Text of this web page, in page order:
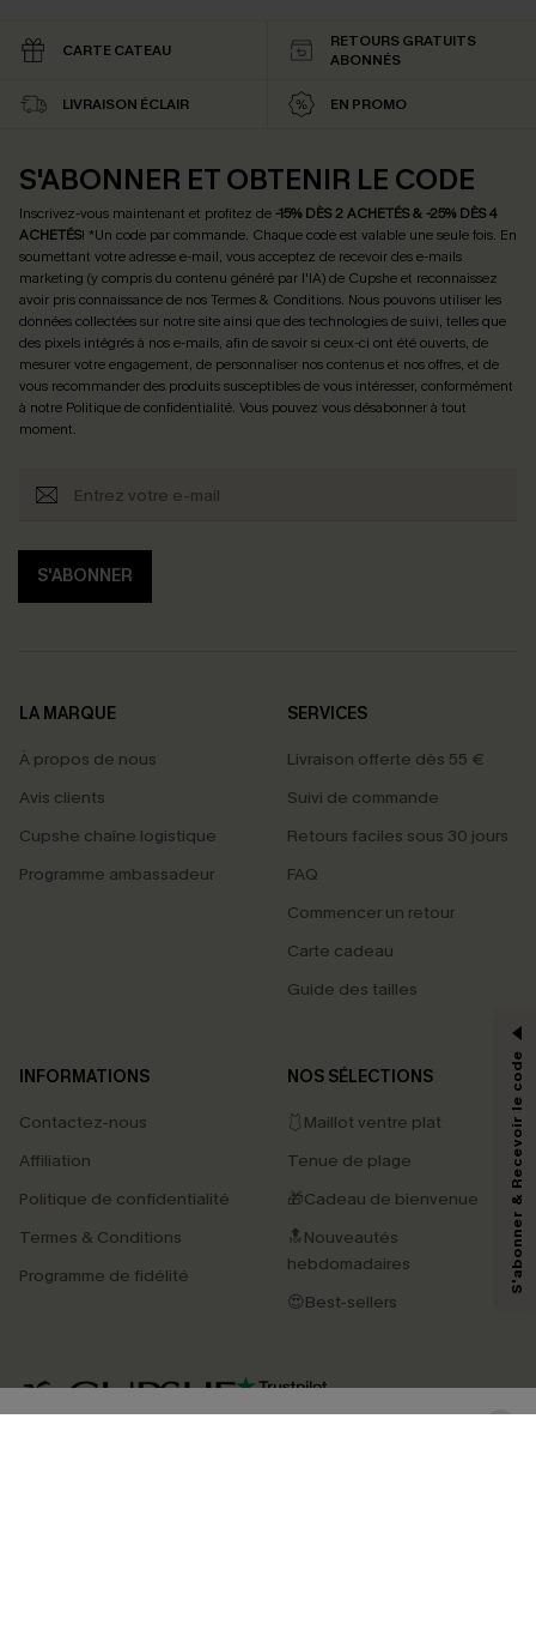
CARTE CATEAU
RETOURS GRATUITS
ABONNÉS
LIVRAISON ÉCLAIR EN PROMO
S'ABONNER ET OBTENIR LE CODE
Inscrivez-vous maintenant et profitez de -15% DÈS 2 ACHETÉS & -25% DÈS 4
ACHETÉS! *Un code par commande. Chaque code est valable une seule fois. En
soumettant votre adresse e-mail, vous acceptez de recevoir des e-mails
marketing (y compris du contenu généré par l'IA) de Cupshe et reconnaissez
avoir pris connaissance de nosTermes & Conditions. Nous pouvons utiliser les
données collectées sur notre site ainsi que des technologies de suivi, telles que
des pixels intégrés à nos e-mails, afin de savoir si ceux-ci ont été ouverts, de
mesurer votre engagement, de personnaliser nos contenus et nos offres, et de
vous recommander des produits susceptibles de vous intéresser, conformément
à notre Politique de confidentialité. Vous pouvez vous désabonner à tout
moment.
S'ABONNER
LA MARQUE
À propos de nous
Avis clients
Cupshe chaîne logistique
Programme ambassadeur
SERVICES
Livraison offerte dès 55 €
Suivi de commande
Retours faciles sous 30 jours
FAQ
Commencer un retour
Carte cadeau
Guide des tailles
INFORMATIONS
Contactez-nous
Affiliation
Politique de confidentialité
Termes & Conditions
Programme de fidélité
NOS SÉLECTIONS
🩱Maillot ventre plat
Tenue de plage
🎁Cadeau de bienvenue
🔝Nouveautés
hebdomadaires
😍Best-sellers
4.4
PROFITEZ DE -15%
marketing (y compris du contenu généré par l'IA) de Cupshe et
pouvons utiliser les données collectées sur notre site ainsi que des
savoir si ceux-ci ont été ouverts, de mesurer votre engagement, de
personnaliser nos contenus et nos offres, et de vous recommander des
produits susceptibles de vous intéresser, conformément à notre
Politique de
. Vous pouvez vous désabonner à tout moment.
S'abonner & Recevoir le code